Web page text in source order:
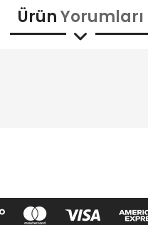
ÜrünYorumları